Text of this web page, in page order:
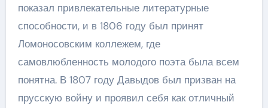
показал привлекательные литературные
способности, и в 1806 году был принят
Ломоносовским коллежем, где
самовлюбленность молодого поэта была всем
понятна. В 1807 году Давыдов был призван на
прусскую войну и проявил себя как отличный